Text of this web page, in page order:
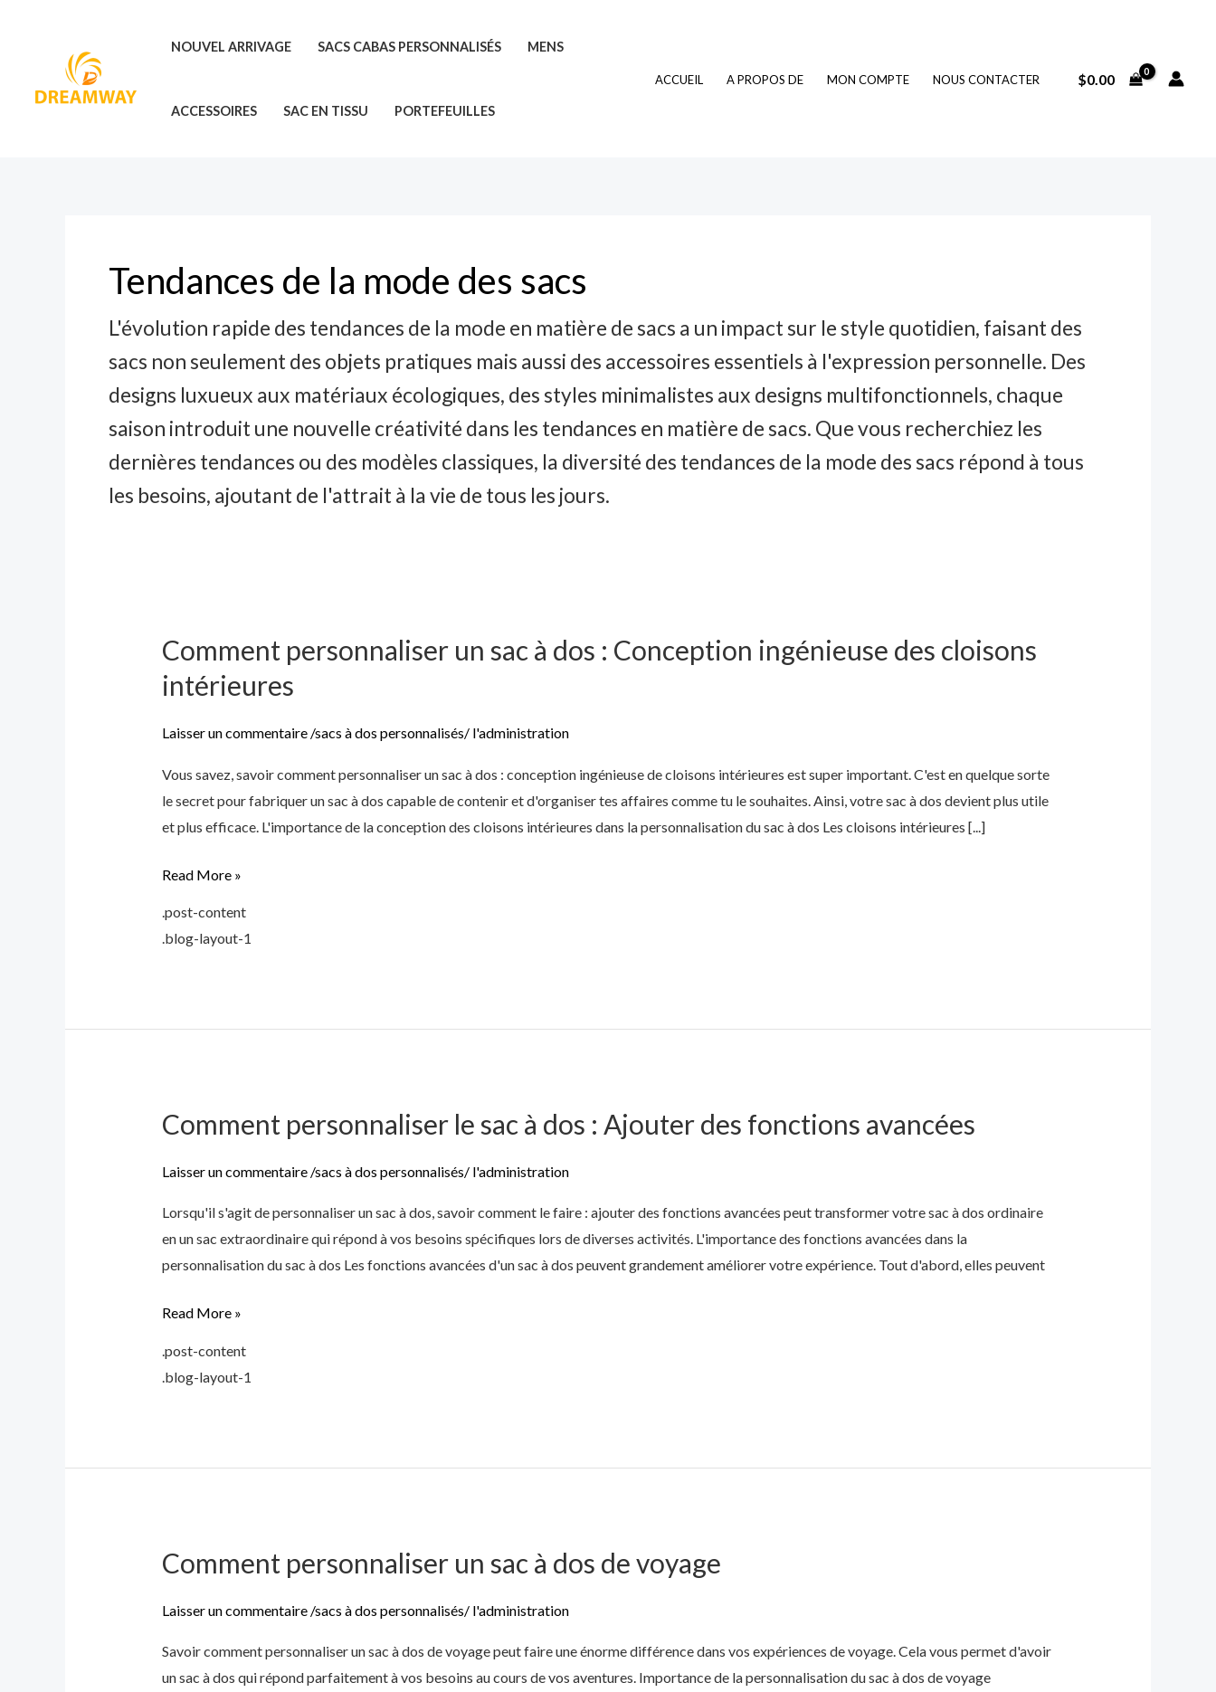
NOUVEL ARRIVAGE SACS CABAS PERSONNALISÉS MENS
ACCESSOIRES SAC EN TISSU PORTEFEUILLES
ACCUEIL A PROPOS DE MON COMPTE NOUS CONTACTER $0.00
Tendances de la mode des sacs
L'évolution rapide des tendances de la mode en matière de sacs a un impact sur le style quotidien, faisant des
sacs non seulement des objets pratiques mais aussi des accessoires essentiels à l'expression personnelle. Des
designs luxueux aux matériaux écologiques, des styles minimalistes aux designs multifonctionnels, chaque
saison introduit une nouvelle créativité dans les tendances en matière de sacs. Que vous recherchiez les
dernières tendances ou des modèles classiques, la diversité des tendances de la mode des sacs répond à tous
les besoins, ajoutant de l'attrait à la vie de tous les jours.
Comment personnaliser un sac à dos : Conception ingénieuse des cloisons
intérieures
Laisser un commentaire /sacs à dos personnalisés/ l'administration
Vous savez, savoir comment personnaliser un sac à dos : conception ingénieuse de cloisons intérieures est super important. C'est en quelque sorte
le secret pour fabriquer un sac à dos capable de contenir et d'organiser tes affaires comme tu le souhaites. Ainsi, votre sac à dos devient plus utile
et plus efficace. L'importance de la conception des cloisons intérieures dans la personnalisation du sac à dos Les cloisons intérieures [...]
Comment
personnaliser
un
dos
:
Conception
des
cloisons
intérieures
Read More »
.post-content
.blog-layout-1
Comment personnaliser le sac à dos : Ajouter des fonctions avancées
Laisser un commentaire /sacs à dos personnalisés/ l'administration
Lorsqu'il s'agit de personnaliser un sac à dos, savoir comment le faire : ajouter des fonctions avancées peut transformer votre sac à dos ordinaire
en un sac extraordinaire qui répond à vos besoins spécifiques lors de diverses activités. L'importance des fonctions avancées dans la
personnalisation du sac à dos Les fonctions avancées d'un sac à dos peuvent grandement améliorer votre expérience. Tout d'abord, elles peuvent
Comment
le
:
fonctions
avancées
Read More »
.post-content
.blog-layout-1
Comment personnaliser un sac à dos de voyage
Laisser un commentaire /sacs à dos personnalisés/ l'administration
Savoir comment personnaliser un sac à dos de voyage peut faire une énorme différence dans vos expériences de voyage. Cela vous permet d'avoir
un sac à dos qui répond parfaitement à vos besoins au cours de vos aventures. Importance de la personnalisation du sac à dos de voyage
Comment
un